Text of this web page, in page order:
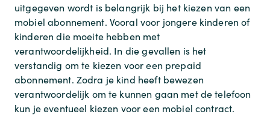
uitgegeven wordt is belangrijk bij het kiezen van een
mobiel abonnement. Vooral voor jongere kinderen of
kinderen die moeite hebben met
verantwoordelijkheid. In die gevallen is het
verstandig om te kiezen voor een prepaid
abonnement. Zodra je kind heeft bewezen
verantwoordelijk om te kunnen gaan met de telefoon
kun je eventueel kiezen voor een mobiel contract.